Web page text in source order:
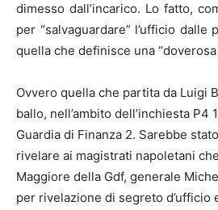
dimesso dall’incarico. Lo fatto,
per “salvaguardare” l’ufficio dalle
quella che definisce una
Ovvero quella che partita da Luigi
ballo, nell’ambito dell’inchiesta P4
Guardia di Finanza 2. Sarebbe
rivelare ai magistrati napoletani
Maggiore della Gdf, generale
per rivelazione di segreto d’ufficio